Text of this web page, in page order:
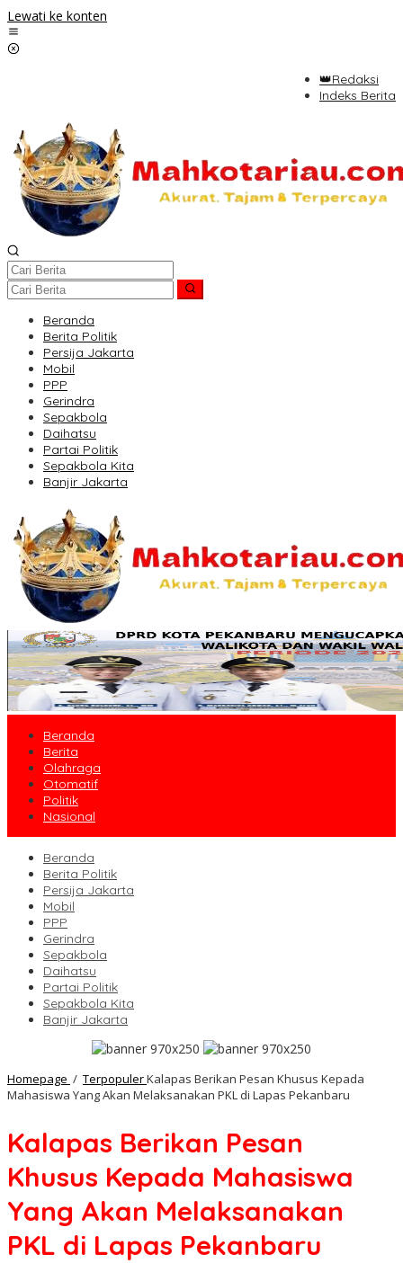
Lewati ke konten
👑Redaksi
Indeks Berita
Beranda
Berita Politik
Persija Jakarta
Mobil
PPP
Gerindra
Sepakbola
Daihatsu
Partai Politik
Sepakbola Kita
Banjir Jakarta
Beranda
Berita
Olahraga
Otomatif
Politik
Nasional
Beranda
Berita Politik
Persija Jakarta
Mobil
PPP
Gerindra
Sepakbola
Daihatsu
Partai Politik
Sepakbola Kita
Banjir Jakarta
Homepage / TerpopulerKalapas Berikan Pesan Khusus Kepada
Mahasiswa Yang Akan Melaksanakan PKL di Lapas Pekanbaru
Kalapas Berikan Pesan
Khusus Kepada Mahasiswa
Yang Akan Melaksanakan
PKL di Lapas Pekanbaru